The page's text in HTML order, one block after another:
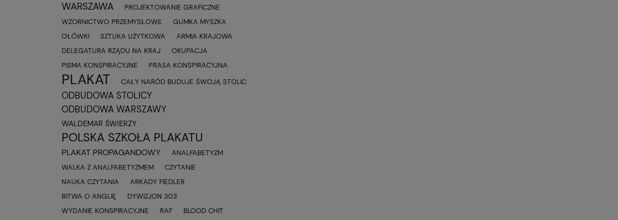
WARSZAWA
PROJEKTOWANIE GRAFICZNE
WZORNICTWO PRZEMYSŁOWE
GUMKA MYSZKA
OŁÓWKI
SZTUKA UŻYTKOWA
ARMIA KRAJOWA
DELEGATURA RZĄDU NA KRAJ
OKUPACJA
PISMA KONSPIRACYJNE
PRASA KONSPIRACYJNA
PLAKAT CAŁY NARÓD BUDUJE ŚWOJĄ STOLIC
ODBUDOWA STOLICY
ODBUDOWA WARSZAWY
WALDEMAR ŚWIERZY
POLSKA SZKOŁA PLAKATU
PLAKAT PROPAGANDOWY
ANALFABETYZM
WALKA Z ANALFABETYZMEM
CZYTANIE
NAUKA CZYTANIA
ARKADY FIEDLER
BITWA O ANGLIĘ
DYWIZJON 303
WYDANIE KONSPIRACYJNE
RAF
BLOOD CHIT